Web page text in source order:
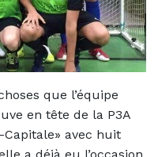
que l’équipe
en tête de la P3A
avec huit
a déjà eu l’occasion